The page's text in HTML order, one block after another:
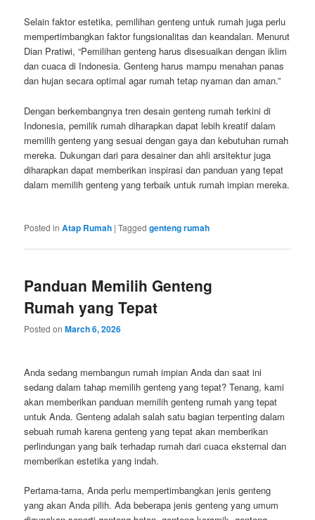
Selain faktor estetika, pemilihan genteng untuk rumah juga perlu
mempertimbangkan faktor fungsionalitas dan keandalan. Menurut
Dian Pratiwi, “Pemilihan genteng harus disesuaikan dengan iklim
dan cuaca di Indonesia. Genteng harus mampu menahan panas
dan hujan secara optimal agar rumah tetap nyaman dan aman.”
Dengan berkembangnya tren desain genteng rumah terkini di
Indonesia, pemilik rumah diharapkan dapat lebih kreatif dalam
memilih genteng yang sesuai dengan gaya dan kebutuhan rumah
mereka. Dukungan dari para desainer dan ahli arsitektur juga
diharapkan dapat memberikan inspirasi dan panduan yang tepat
dalam memilih genteng yang terbaik untuk rumah impian mereka.
Posted in Atap Rumah |Tagged genteng rumah
Panduan Memilih Genteng
Rumah yang Tepat
Posted onMarch 6, 2026
Anda sedang membangun rumah impian Anda dan saat ini
sedang dalam tahap memilih genteng yang tepat? Tenang, kami
akan memberikan panduan memilih genteng rumah yang tepat
untuk Anda. Genteng adalah salah satu bagian terpenting dalam
sebuah rumah karena genteng yang tepat akan memberikan
perlindungan yang baik terhadap rumah dari cuaca eksternal dan
memberikan estetika yang indah.
Pertama-tama, Anda perlu mempertimbangkan jenis genteng
yang akan Anda pilih. Ada beberapa jenis genteng yang umum